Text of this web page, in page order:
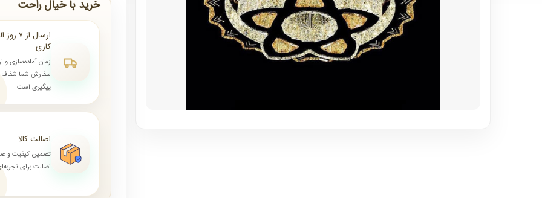
خرید با خیال راحت
کاری
زمان آماده‌سازی و
سفارش شما شفاف
پیگیری است
اصالت کالا
تضمین کیفیت و
اصالت برای